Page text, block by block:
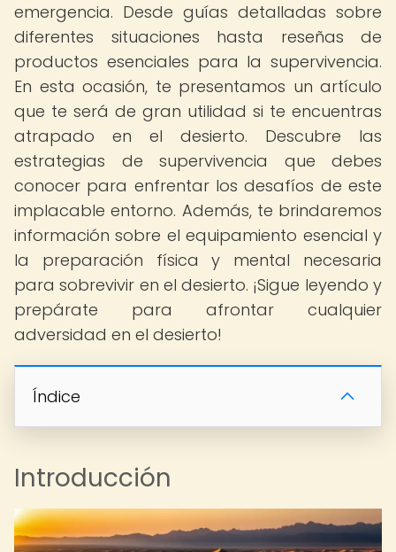
emergencia. Desde guías detalladas sobre
diferentes situaciones hasta reseñas de
productos esenciales para la supervivencia.
En esta ocasión, te presentamos un artículo
que te será de gran utilidad si te encuentras
atrapado en el desierto. Descubre las
estrategias de supervivencia que debes
conocer para enfrentar los desafíos de este
implacable entorno. Además, te brindaremos
información sobre el equipamiento esencial y
la preparación física y mental necesaria
para sobrevivir en el desierto. ¡Sigue leyendo y
prepárate para afrontar cualquier
adversidad en el desierto!
Índice
Introducción